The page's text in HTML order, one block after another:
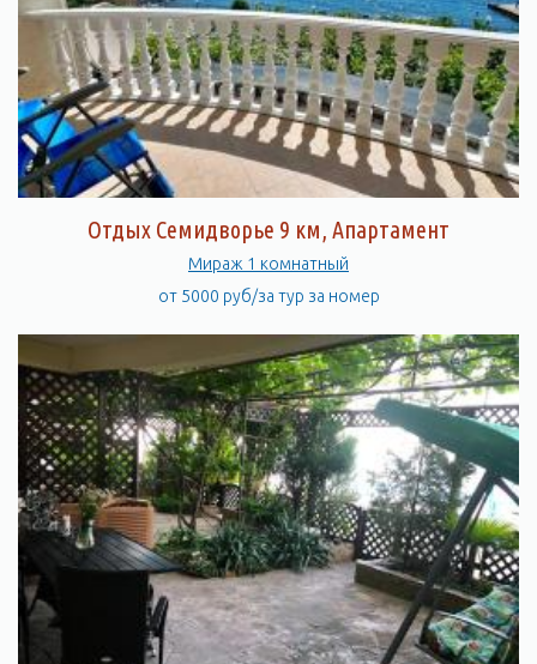
Отдых Семидворье 9 км, Апартамент
Мираж 1 комнатный
от 5000 руб/за тур за номер